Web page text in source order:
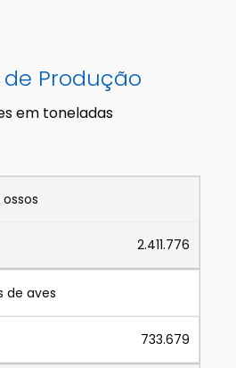
de Produção
em toneladas
2.411.776
de aves
733.679